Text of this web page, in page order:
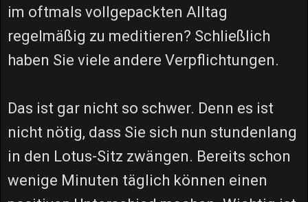
im oftmals vollgepackten Alltag
regelmäßig zu meditieren? Schließlich
haben Sie viele andere Verpflichtungen.
Das ist gar nicht so schwer. Denn es ist
nicht nötig, dass Sie sich nun stundenlang
in den Lotus-Sitz zwängen. Bereits schon
wenige Minuten täglich können einen